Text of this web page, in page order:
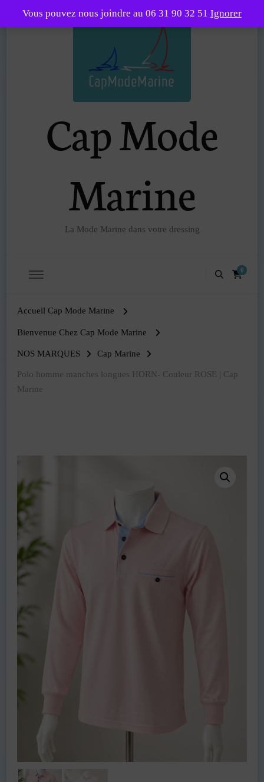
Vous pouvez nous joindre au 06 31 90 32 51 Ignorer
Cap Mode
Marine
La Mode Marine dans votre dressing
0
Accueil Cap Mode Marine
Bienvenue Chez Cap Mode Marine
NOS MARQUES Cap Marine
Polo homme manches longues HORN- Couleur ROSE | Cap
Marine